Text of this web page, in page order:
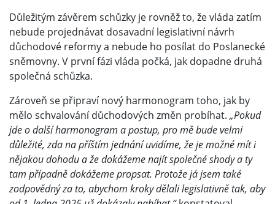
Důležitým závěrem schůzky je rovněž to, že vláda zatím
nebude projednávat dosavadní legislativní návrh
důchodové reformy a nebude ho posílat do Poslanecké
sněmovny. V první fázi vláda počká, jak dopadne druhá
společná schůzka.
Zároveň se připraví nový harmonogram toho, jak by
mělo schvalování důchodových změn probíhat. „Pokud
jde o další harmonogram a postup, pro mě bude velmi
důležité, zda na příštím jednání uvidíme, že je možné mít i
nějakou dohodu a že dokážeme najít společné shody a ty
tam případně dokážeme propsat. Protože já jsem také
zodpovědný za to, abychom kroky dělali legislativně tak, aby